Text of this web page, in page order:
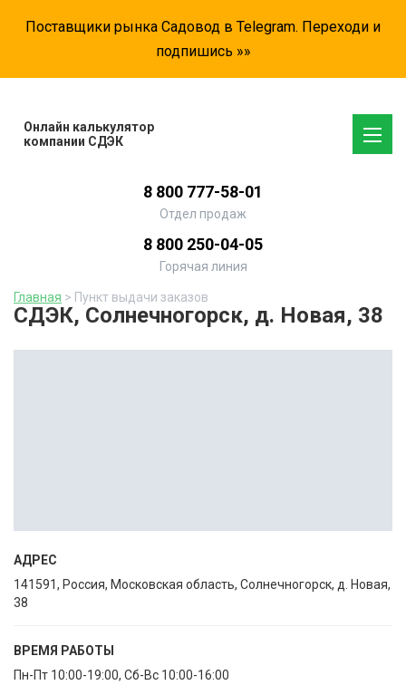
Поставщики рынка Садовод в Telegram. Переходи и
подпишись »»
Онлайн калькулятор
компании СДЭК
8 800 777-58-01
Отдел продаж
8 800 250-04-05
Горячая линия
Главная > Пункт выдачи заказов
СДЭК, Солнечногорск, д. Новая, 38
АДРЕС
141591, Россия, Московская область, Солнечногорск, д. Новая,
38
ВРЕМЯ РАБОТЫ
Пн-Пт 10:00-19:00, Сб-Вс 10:00-16:00